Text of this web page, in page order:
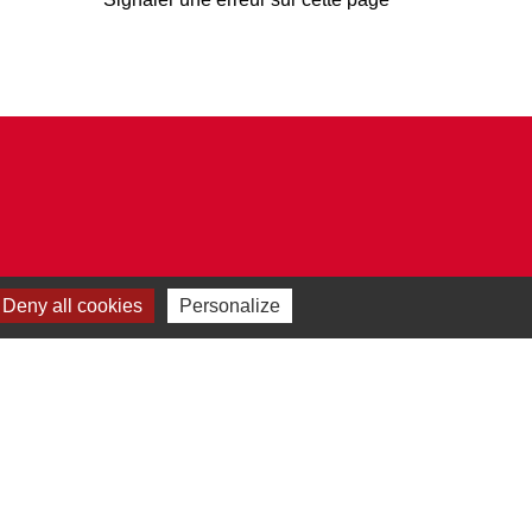
Deny all cookies Personalize